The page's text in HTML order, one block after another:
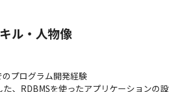
ターフォール両方あり
・ツール：Teams  Team/Chat
Studio、Visual Studio
ル・人物像
のプログラム開発経験
た、RDBMSを使ったアプリケーションの設